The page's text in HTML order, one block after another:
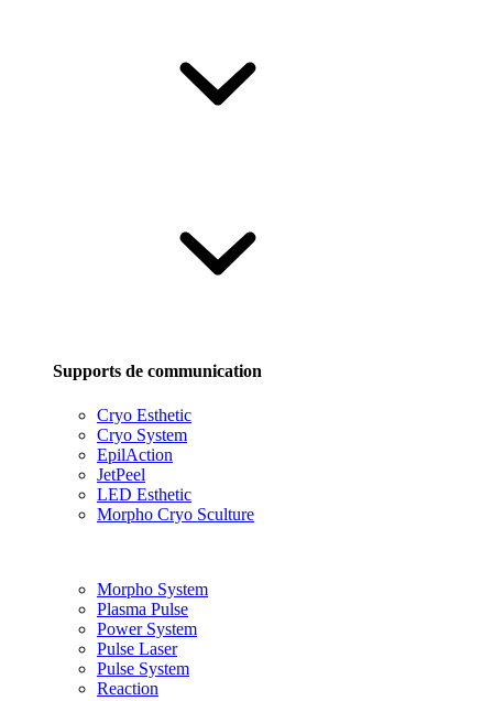
Supports de communication
Cryo Esthetic
Cryo System
EpilAction
JetPeel
LED Esthetic
Morpho Cryo Sculture
Morpho System
Plasma Pulse
Power System
Pulse Laser
Pulse System
Reaction